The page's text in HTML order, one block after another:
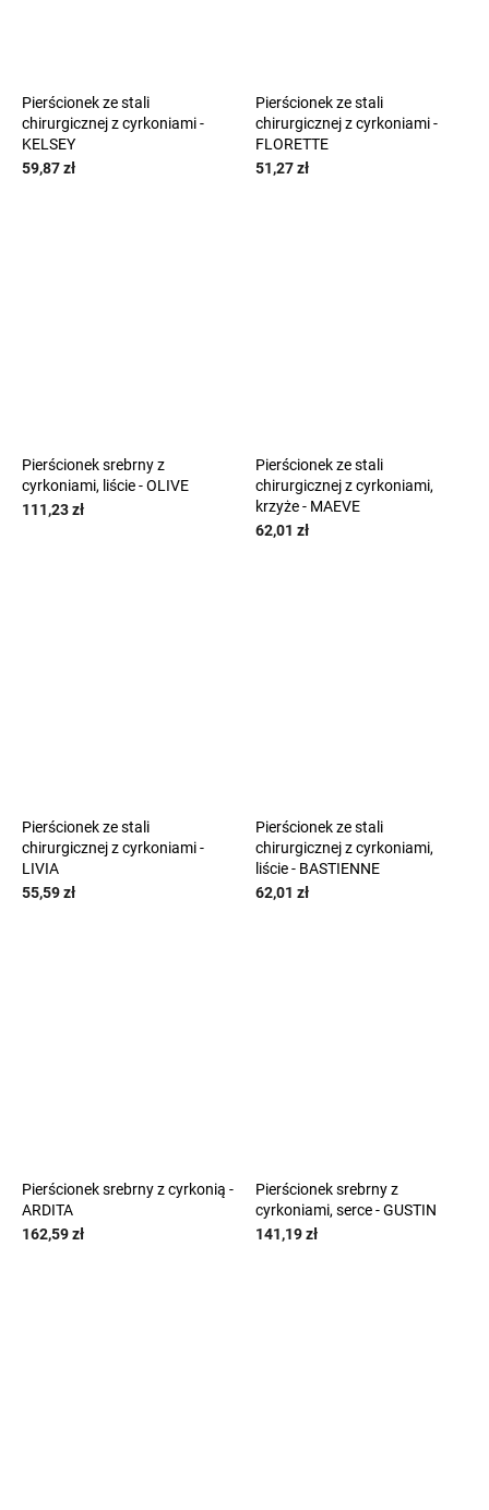
Pierścionek ze stali
chirurgicznej z cyrkoniami -
KELSEY
59,87 zł
Pierścionek ze stali
chirurgicznej z cyrkoniami -
FLORETTE
51,27 zł
Pierścionek srebrny z
cyrkoniami, liście - OLIVE
111,23 zł
Pierścionek ze stali
chirurgicznej z cyrkoniami,
krzyże - MAEVE
62,01 zł
Pierścionek ze stali
chirurgicznej z cyrkoniami -
LIVIA
55,59 zł
Pierścionek ze stali
chirurgicznej z cyrkoniami,
liście - BASTIENNE
62,01 zł
Pierścionek srebrny z cyrkonią -
ARDITA
162,59 zł
Pierścionek srebrny z
cyrkoniami, serce - GUSTIN
141,19 zł